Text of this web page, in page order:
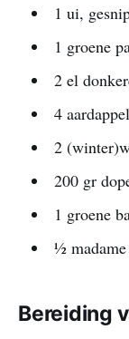
1 ui,
1 groene
2 el
4
2
200 gr
1 groene
½ madame
Bereiding